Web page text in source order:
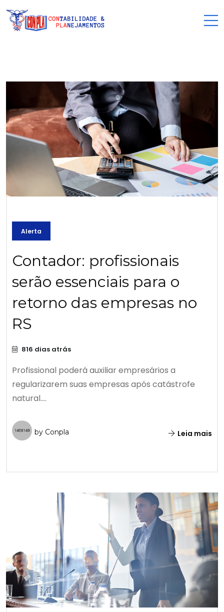
Alerta
Contador: profissionais
serão essenciais para o
retorno das empresas no
RS
816 dias atrás
Profissional poderá auxiliar empresários a
regularizarem suas empresas após catástrofe
natural....
by Conpla Leia mais